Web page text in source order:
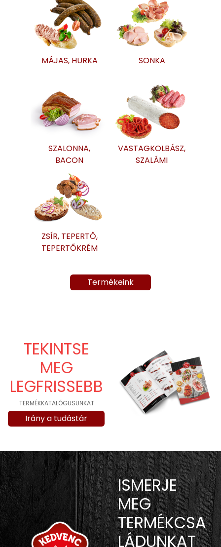
MÁJAS, HURKA SONKA
SZALONNA,
BACON
VASTAGKOLBÁSZ,
SZALÁMI
ZSÍR, TEPERTŐ,
TEPERTŐKRÉM
Termékeink
TEKINTSE
MEG
LEGFRISSEBB
TERMÉKKATALÓGUSUNKAT
Irány a tudástár
ISMERJE
MEG
TERMÉKCSA
LÁDUNKAT